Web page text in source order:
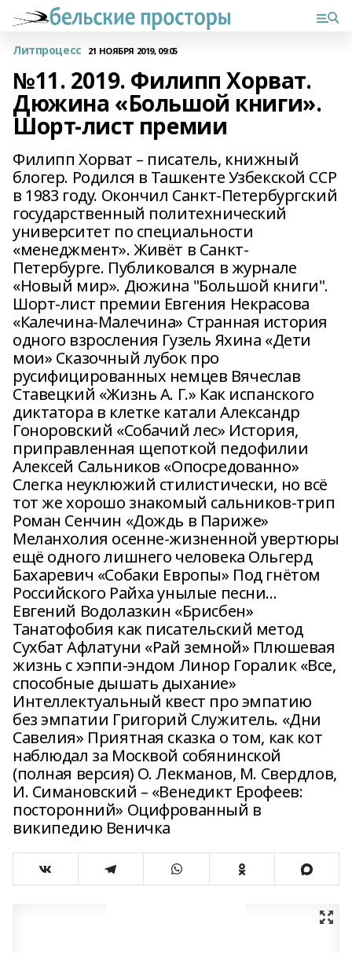
Литпроцесс 21 НОЯБРЯ 2019, 09:05
№11. 2019. Филипп Хорват.
Дюжина «Большой книги».
Шорт-лист премии
Филипп Хорват – писатель, книжный
блогер. Родился в Ташкенте Узбекской ССР
в 1983 году. Окончил Санкт-Петербургский
государственный политехнический
университет по специальности
«менеджмент». Живёт в Санкт-
Петербурге. Публиковался в журнале
«Новый мир». Дюжина "Большой книги".
Шорт-лист премии Евгения Некрасова
«Калечина-Малечина» Странная история
одного взросления Гузель Яхина «Дети
мои» Сказочный лубок про
русифицированных немцев Вячеслав
Ставецкий «Жизнь А. Г.» Как испанского
диктатора в клетке катали Александр
Гоноровский «Собачий лес» История,
приправленная щепоткой педофилии
Алексей Сальников «Опосредованно»
Слегка неуклюжий стилистически, но всё
тот же хорошо знакомый сальников-трип
Роман Сенчин «Дождь в Париже»
Меланхолия осенне-жизненной увертюры
ещё одного лишнего человека Ольгерд
Бахаревич «Собаки Европы» Под гнётом
Российского Райха унылые песни…
Евгений Водолазкин «Брисбен»
Танатофобия как писательский метод
Сухбат Афлатуни «Рай земной» Плюшевая
жизнь с хэппи-эндом Линор Горалик «Все,
способные дышать дыхание»
Интеллектуальный квест про эмпатию
без эмпатии Григорий Служитель. «Дни
Савелия» Приятная сказка о том, как кот
наблюдал за Москвой собянинской
(полная версия) О. Лекманов, М. Свердлов,
И. Симановский – «Венедикт Ерофеев:
посторонний» Оцифрованный в
википедию Веничка